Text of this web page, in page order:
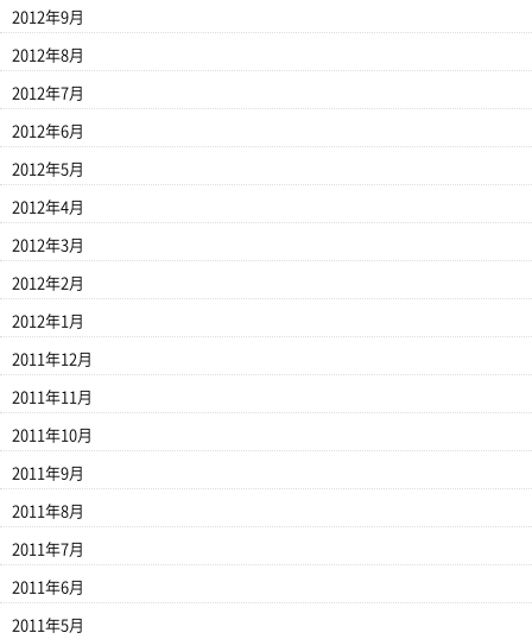
2012年9月
2012年8月
2012年7月
2012年6月
2012年5月
2012年4月
2012年3月
2012年2月
2012年1月
2011年12月
2011年11月
2011年10月
2011年9月
2011年8月
2011年7月
2011年6月
2011年5月